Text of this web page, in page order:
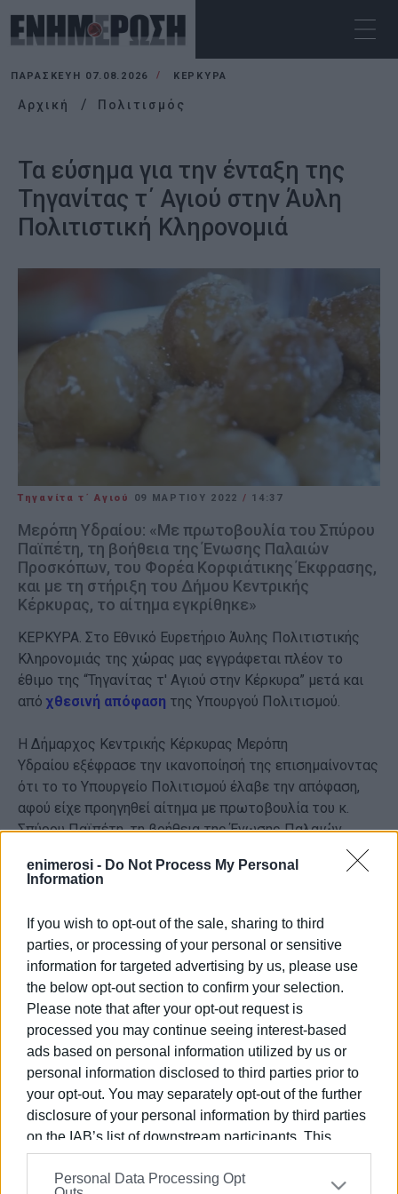
enimerosi - Do Not Process My Personal
Information
If you wish to opt-out of the sale, sharing to third
parties, or processing of your personal or sensitive
information for targeted advertising by us, please use
the below opt-out section to confirm your selection.
Please note that after your opt-out request is
processed you may continue seeing interest-based
ads based on personal information utilized by us or
personal information disclosed to third parties prior to
your opt-out. You may separately opt-out of the further
disclosure of your personal information by third parties
on the IAB’s list of downstream participants. This
information may also be disclosed by us to third parties
on theIAB’s List of Downstream Participants
that may
Personal Data Processing Opt
ΠΑΡΑΣΚΕΥΉ 07.08.2026 ΚΕΡΚΥΡΑ
Αρχική Πολιτισμός
Τα εύσημα για την ένταξη της
Τηγανίτας τ΄ Αγιού στην Άυλη
Πολιτιστική Κληρονομιά
Τηγανίτα τ΄ Αγιού 09 ΜΑΡΤΊΟΥ 2022 / 14:37
Μερόπη Υδραίου: «Με πρωτοβουλία του Σπύρου
Παϊπέτη, τη βοήθεια της Ένωσης Παλαιών
Προσκόπων, του Φορέα Κορφιάτικης Έκφρασης,
και με τη στήριξη του Δήμου Κεντρικής
Κέρκυρας, το αίτημα εγκρίθηκε»
ΚΕΡΚΥΡΑ. Στο Εθνικό Ευρετήριο Άυλης Πολιτιστικής
Κληρονομιάς της χώρας μας εγγράφεται πλέον το
έθιμο της “Τηγανίτας τ' Αγιού στην Κέρκυρα” μετά και
από χθεσινή απόφαση της Υπουργού Πολιτισμού.
Η Δήμαρχος Κεντρικής Κέρκυρας Μερόπη
Υδραίου εξέφρασε την ικανοποίησή της επισημαίνοντας
ότι το το Υπουργείο Πολιτισμού έλαβε την απόφαση,
αφού είχε προηγηθεί αίτημα με πρωτοβουλία του κ.
Σπύρου Παϊπέτη, τη βοήθεια της Ένωσης Παλαιών
Προσκόπων, του Φορέα Κορφιάτικης Έκφρασης, και με
τη στήριξη του Δήμου Κεντρικής Κέρκυρας.
Σύμφωνα και με την απόφαση η οποία εκδόθηκε χθες
από το αρμόδιο Τμήμα της Διεύθυνσης Νεότερης
Πολιτιστικής Κληρονομιάς του Υπουργείου, το έθιμο
της “Τηγανίτας τ' Αγιού” αποτελεί εθιμική πρακτική
που συνδέεται με τη συλλογική μνήμη της Κέρκυρας,
αλλά και με τη διαμόρφωση και διάδοση των αστικών
διατροφικών συνηθειών και της ζαχαροπλαστικής.
Σημειώνεται ότι η όλη πρωτοβουλία ενισχύθηκε τα
μέγιστα μέσα και από τη δημιουργία ενός μοναδικού
ντοκυμαντέρ μεσαίου μήκους με τίτλο “Κέρκυρα, το
με τη συγκεκριμένη θεματολογία.